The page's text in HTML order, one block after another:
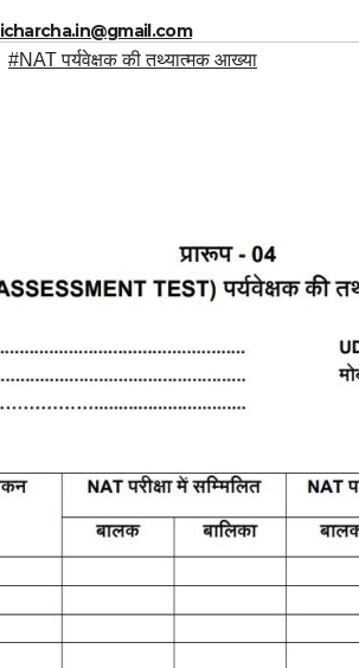
#NAT पर्यवेक्षक की तथ्यात्मक आख्या